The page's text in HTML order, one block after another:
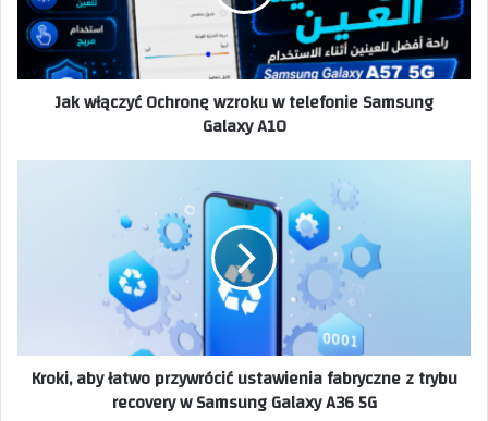
Jak włączyć Ochronę wzroku w telefonie Samsung
Galaxy A10
Kroki, aby łatwo przywrócić ustawienia fabryczne z trybu
recovery w Samsung Galaxy A36 5G